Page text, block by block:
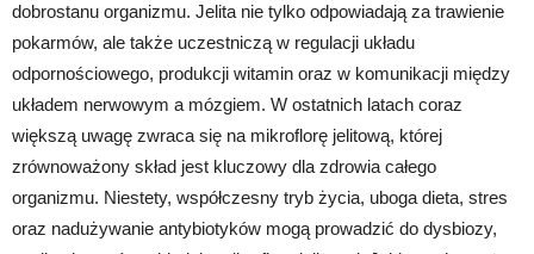
dobrostanu organizmu. Jelita nie tylko odpowiadają za trawienie
pokarmów, ale także uczestniczą w regulacji układu
odpornościowego, produkcji witamin oraz w komunikacji między
układem nerwowym a mózgiem. W ostatnich latach coraz
większą uwagę zwraca się na mikroflorę jelitową, której
zrównoważony skład jest kluczowy dla zdrowia całego
organizmu. Niestety, współczesny tryb życia, uboga dieta, stres
oraz nadużywanie antybiotyków mogą prowadzić do dysbiozy,